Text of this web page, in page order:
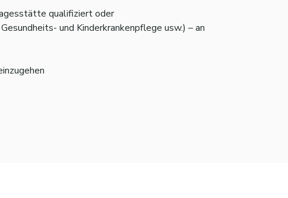
qualifiziert oder
und Kinderkrankenpflege usw.) – an